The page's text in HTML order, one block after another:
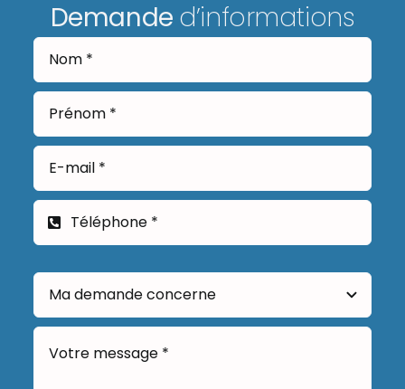
Demande d’informations